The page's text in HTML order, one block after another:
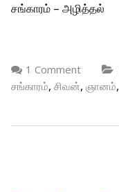
சங்காரம் – அழித்தல்
1 Comment
சங்காரம், சிவன், ஞானம்,